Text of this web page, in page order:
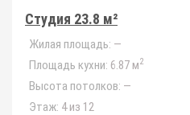
Студия 23.8 м²
Жилая площадь: —
Площадь кухни: 6.87 м2
Высота потолков: —
Этаж: 4 из 12